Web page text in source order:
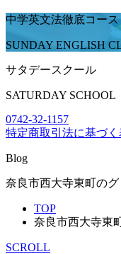
中学英文法徹底コース
SUNDAY ENGLISH
サタデースクール
SATURDAY SCHOOL
0742-32-1157
特定商取引法に基づ
Blog
奈良市西大寺東町の
TOP
奈良市西大寺東
SCROLL